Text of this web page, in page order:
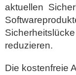
aktuellen
reduzieren.
Die kostenfreie